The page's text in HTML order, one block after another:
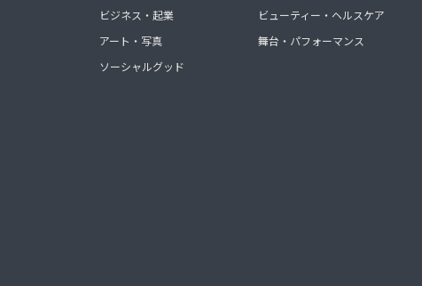
ビジネス・起業
アート・写真
ソーシャルグッド
ビューティー・ヘルスケア
舞台・パフォーマンス